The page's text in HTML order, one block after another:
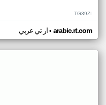
TG39ZI
ار تي عربي• arabic.rt.com